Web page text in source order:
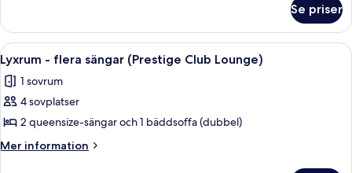
Sphere
View
King
Suite
Sphere
View
Se priser
Öppna
alla
foton
för
Lyxrum
-
9
Lyxrum - flera sängar (Prestige Club Lounge)
1 sovrum
4 sovplatser
2 queensize-sängar och 1 bäddsoffa (dubbel)
Mer information
Mer